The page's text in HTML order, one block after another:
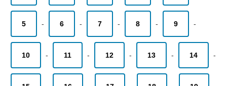
5 - 6 - 7 - 8 - 9 -
10 - 11 - 12 - 13 - 14 -